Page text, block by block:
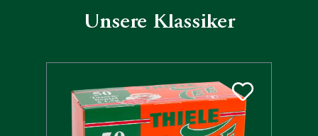
Unsere Klassiker